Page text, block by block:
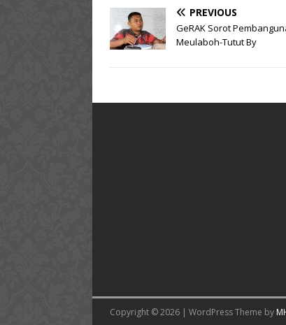
PREVIOUS
GeRAK Sorot
Meulaboh-Tutut By
Copyright © 2026 | WordPress Theme by